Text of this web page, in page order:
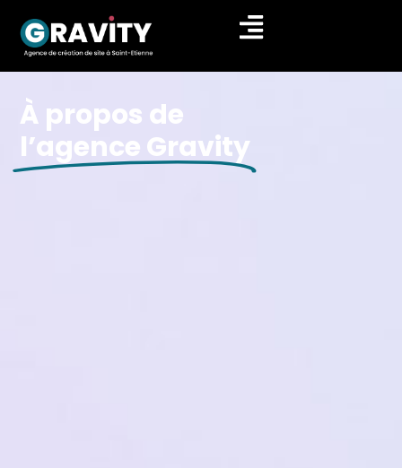
À propos de
l’agence Gravity